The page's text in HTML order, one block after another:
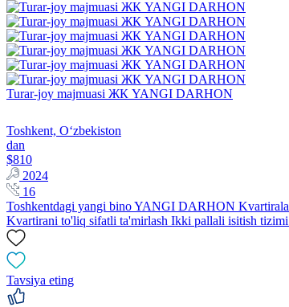
Turar-joy majmuasi ЖК YANGI DARHON
Toshkent, Oʻzbekiston
dan
$810
2024
16
Toshkentdagi yangi bino YANGI DARHON
Kvartirani to'liq sifatli ta'mirlash Ikki pallali isitish
Tavsiya eting